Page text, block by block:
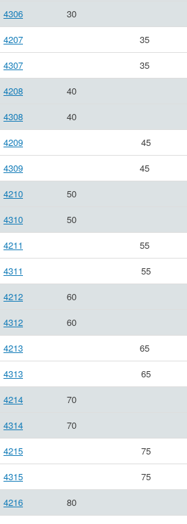
4306
30
4207
35
4307
35
4208
40
4308
40
4209
45
4309
45
4210
50
4310
50
4211
55
4311
55
4212
60
4312
60
4213
65
4313
65
4214
70
4314
70
4215
75
4315
75
4216
80